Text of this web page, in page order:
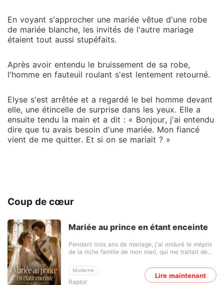
En voyant s'approcher une mariée vêtue d'une robe
de mariée blanche, les invités de l'autre mariage
étaient tout aussi stupéfaits.
Après avoir entendu le bruissement de sa robe,
l'homme en fauteuil roulant s'est lentement retourné.
Elyse s'est arrêtée et a regardé le bel homme devant
elle, une étincelle de surprise dans les yeux. Elle a
ensuite tendu la main et a dit : « Bonjour, j'ai entendu
dire que tu avais besoin d'une mariée. Mon fiancé
vient de me quitter. Et si on se mariait ? »
Coup de cœur
Mariée au prince en étant enceinte
Moderne
Raptor
Pendant trois ans de mariage, j'ai enduré le mépris
de la riche famille de mon mari, qui me traitait de
parents. Jusqu'au jour où ma belle-sœur, la veuve
du frère jumeau de mon mari, a accouché d'un
garçon. J'ai découvert que Lachlan avait
Lire maintenant